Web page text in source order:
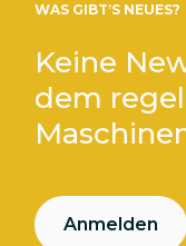
WAS GIBT’S NEUES?
Keine
dem
Anmelden